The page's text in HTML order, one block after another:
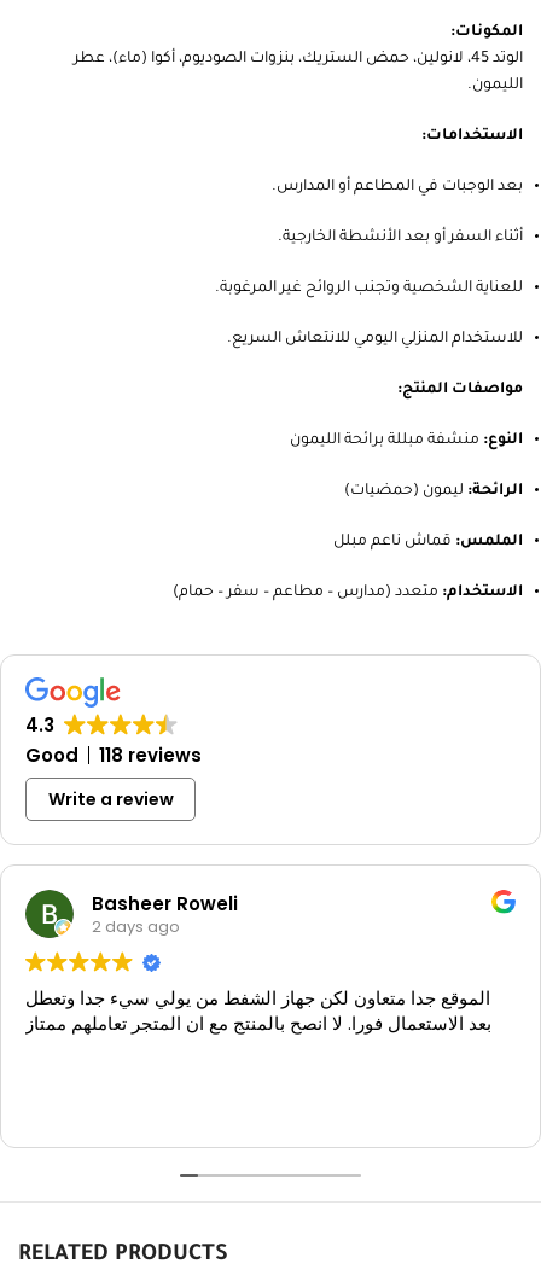
المكونات:
الوتد 45، لانولين، حمض الستريك، بنزوات الصوديوم، أكوا (ماء)، عطر
الليمون.
الاستخدامات:
بعد الوجبات في المطاعم أو المدارس.
أثناء السفر أو بعد الأنشطة الخارجية.
للعناية الشخصية وتجنب الروائح غير المرغوبة.
للاستخدام المنزلي اليومي للانتعاش السريع.
مواصفات المنتج:
النوع: منشفة مبللة برائحة الليمون
الرائحة: ليمون (حمضيات)
الملمس: قماش ناعم مبلل
الاستخدام: متعدد (مدارس – مطاعم – سفر – حمام)
4.3
Good
118 reviews
Write a review
Basheer Roweli
2 days ago
الموقع جدا متعاون لكن جهاز الشفط من يولي سيء جدا وتعطل
بعد الاستعمال فورا. لا انصح بالمنتج مع ان المتجر تعاملهم ممتاز
RELATED PRODUCTS